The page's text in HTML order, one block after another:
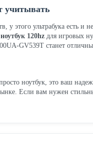
учитывать
у этого ультрабука есть и
ноутбук 120hz для игровых
GV539T станет
ноутбук, это ваш
Если вам нужен